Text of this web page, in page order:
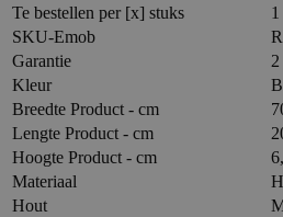
Te bestellen per [x] stuks
1
SKU-Emob
Garantie
Kleur
Breedte Product - cm
Lengte Product - cm
Hoogte Product - cm
Materiaal
Hout